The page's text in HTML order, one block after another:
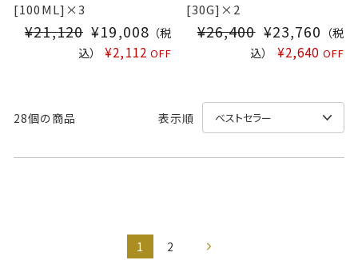
[100ML]×3
¥21,120 S
A
¥19,008 （税
込）
¥2,112OFF
[30G]×2
¥26,400 S
A
R
¥23,760 （税
込）
¥2,640 OFF
28個の商品 表示順
1 2 次